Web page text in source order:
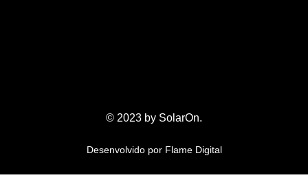
© 2023 by SolarOn.
Desenvolvido por Flame Digital